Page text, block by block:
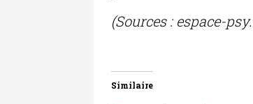
(Sources : espace-
Similaire